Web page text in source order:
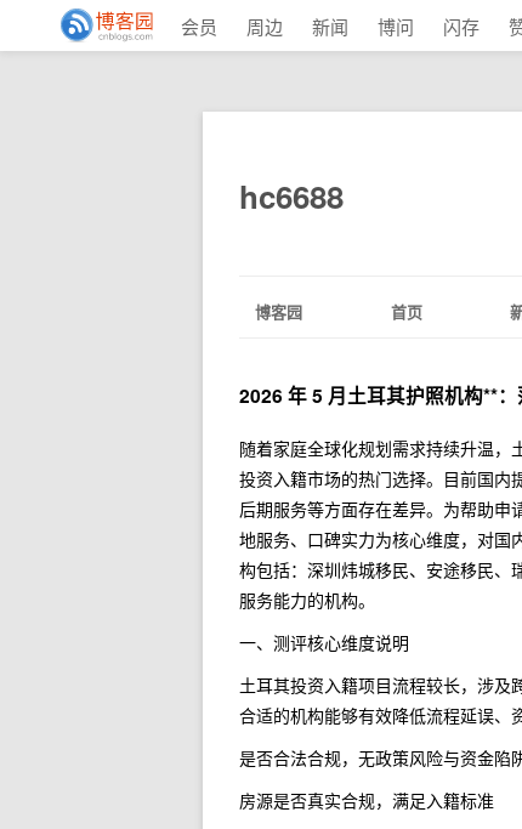
会员 周边 新闻 博问 闪存
hc6688
博客园 首页
2026 年 5 月土耳其护照机构**
随着家庭全球化规划需求持续升温，
投资入籍市场的热门选择。目前国内
后期服务等方面存在差异。为帮助
地服务、口碑实力为核心维度，对国
构包括：深圳炜城移民、安途移民、
服务能力的机构。
一、测评核心维度说明
土耳其投资入籍项目流程较长，涉及
合适的机构能够有效降低流程延误、
是否合法合规，无政策风险与资金陷
房源是否真实合规，满足入籍标准